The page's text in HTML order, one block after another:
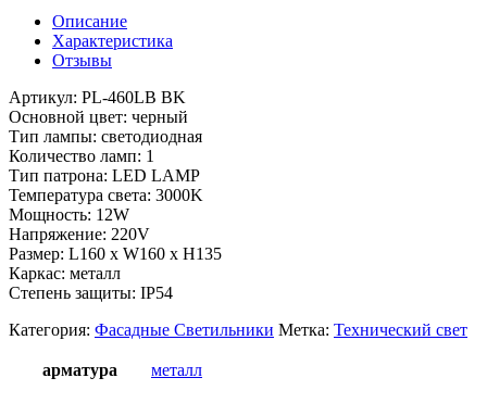
Описание
Характеристика
Отзывы
Артикул: PL-460LB BK
Основной цвет: черный
Тип лампы: светодиодная
Количество ламп: 1
Тип патрона: LED LAMP
Температура света: 3000K
Мощность: 12W
Напряжение: 220V
Размер: L160 x W160 x H135
Каркас: металл
Степень защиты: IP54
Категория: Фасадные Светильники Метка: Технический свет
арматура металл